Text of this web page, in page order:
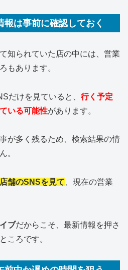
は事前に確認しておく
知られていた店の中には、営業
もあります。
だけを見ていると、 行く予定
いる可能性があります。
が多く残るため、検索結果の情
。
舗のSNSを見て 、現在の営業
ブだからこそ、最新情報を押さ
ころです。